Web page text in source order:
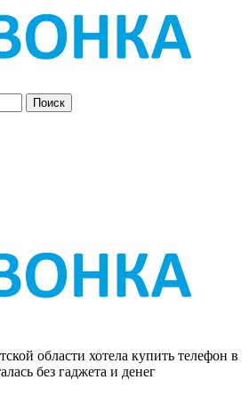
области хотела купить телефон в
без гаджета и денег